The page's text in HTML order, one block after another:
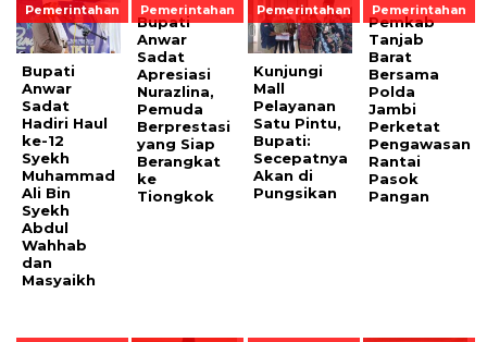
Pemerintahan
Bupati
Anwar
Sadat
Hadiri Haul
ke-12
Syekh
Muhammad
Ali Bin
Syekh
Abdul
Wahhab
dan
Masyaikh
Pemerintahan
Bupati
Anwar
Sadat
Apresiasi
Nurazlina,
Pemuda
Berprestasi
yang Siap
Berangkat
ke
Tiongkok
Pemerintahan
Kunjungi
Mall
Pelayanan
Satu Pintu,
Bupati:
Secepatnya
Akan di
Pungsikan
Pemerintahan
Pemkab
Tanjab
Barat
Bersama
Polda
Jambi
Perketat
Pengawasan
Rantai
Pasok
Pangan